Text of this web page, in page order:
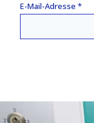
E-Mail-Adresse *